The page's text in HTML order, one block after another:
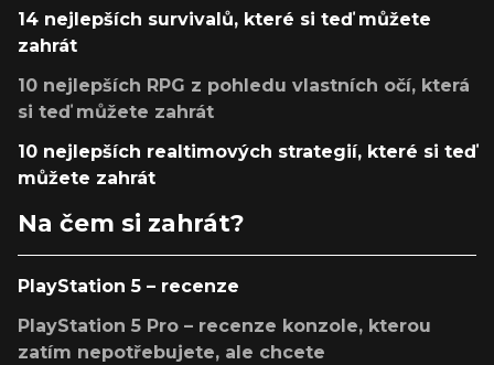
14 nejlepších survivalů, které si teď můžete
zahrát
10 nejlepších RPG z pohledu vlastních očí, která
si teď můžete zahrát
10 nejlepších realtimových strategií, které si teď
můžete zahrát
Na čem si zahrát?
PlayStation 5 – recenze
PlayStation 5 Pro – recenze konzole, kterou
zatím nepotřebujete, ale chcete